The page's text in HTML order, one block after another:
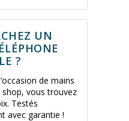
UN
?
de mains
vous trouvez
Testés
avec garantie !